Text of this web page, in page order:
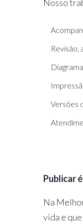
Nosso
Revisão,
Versões
Publicar
Na
vida e